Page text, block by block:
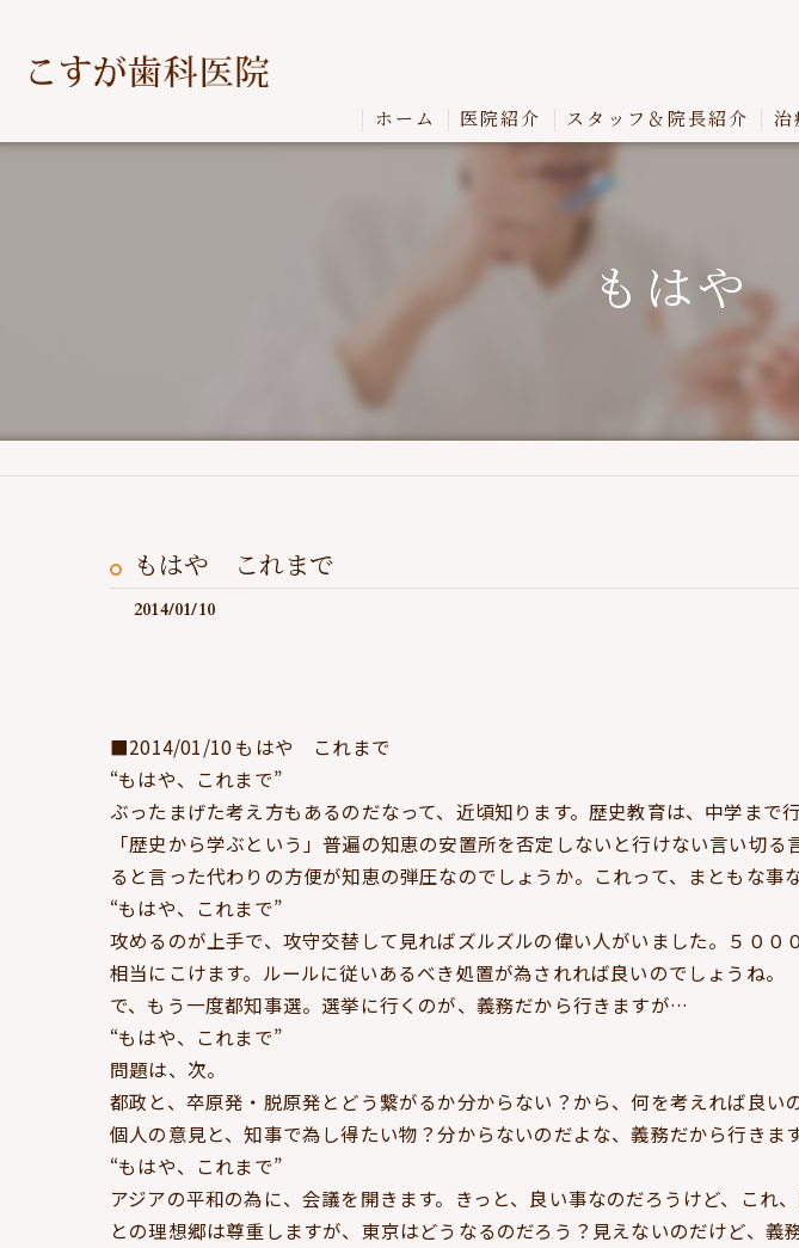
ホーム 医院紹介 スタッフ＆院長紹介 治
もはや
もはや これまで
2014/01/10
■2014/01/10 もはや これまで
“もはや、これまで”
ぶったまげた考え方もあるのだなって、近頃知ります。歴史教育は、中学ま
「歴史から学ぶという」普遍の知恵の安置所を否定しないと行けない言い切
ると言った代わりの方便が知恵の弾圧なのでしょうか。これって、まともな事
“もはや、これまで”
攻めるのが上手で、攻守交替して見ればズルズルの偉い人がいました。５０
相当にこけます。ルールに従いあるべき処置が為されれば良いのでしょうね。
で、もう一度都知事選。選挙に行くのが、義務だから行きますが…
“もはや、これまで”
問題は、次。
都政と、卒原発・脱原発とどう繋がるか分からない？から、何を考えれば良
個人の意見と、知事で為し得たい物？分からないのだよな、義務だから行きま
“もはや、これまで”
アジアの平和の為に、会議を開きます。きっと、良い事なのだろうけど、こ
との理想郷は尊重しますが、東京はどうなるのだろう？見えないのだけど、義